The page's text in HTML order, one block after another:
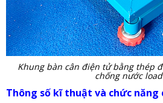
Khung bàn cân điện tử bằng thép
chống nước
Thông số kĩ thuật và chức năng